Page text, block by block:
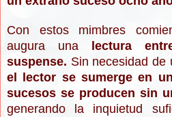
Con estos mimbres
augura una
lectura
suspense. Sin necesidad de
el lector se sumerge en
sucesos se producen sin
generando la inquietud